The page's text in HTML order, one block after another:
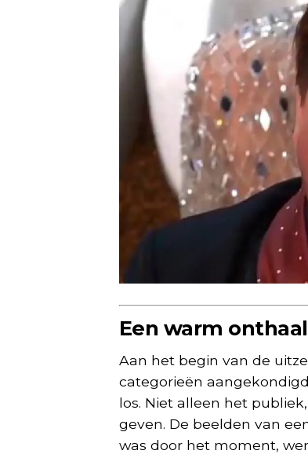
Een warm
Aan het begin van de
categorieën
los. Niet alleen het
geven. De beelden van
was door het moment,